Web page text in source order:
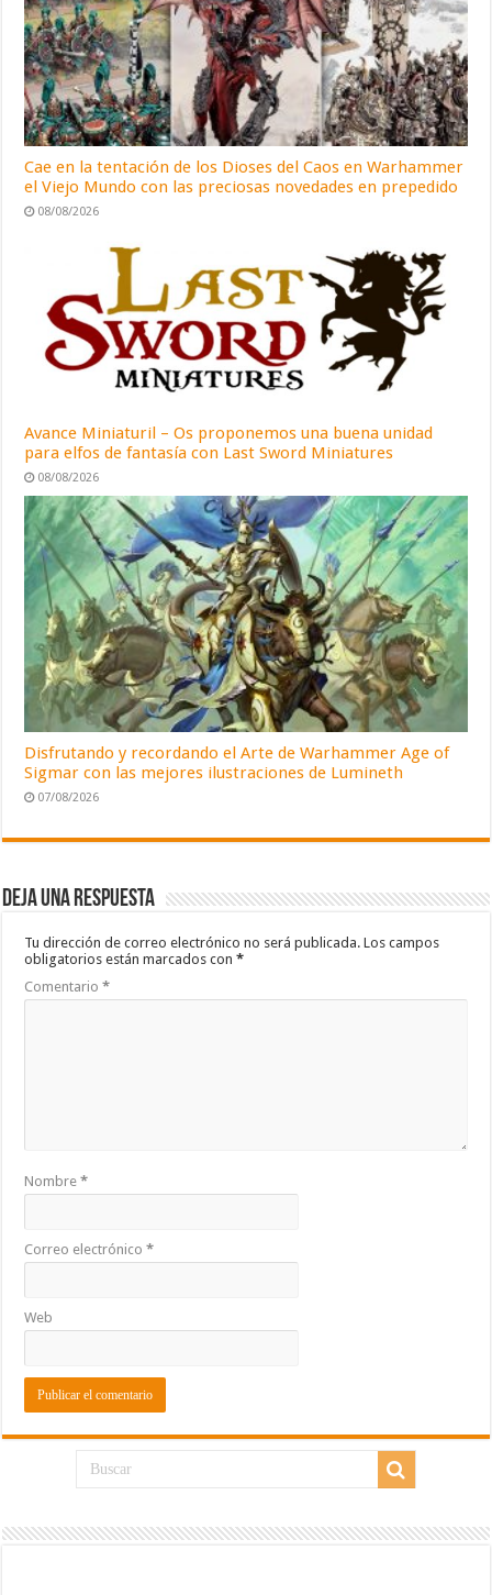
Cae en la tentación de los Dioses del Caos en Warhammer
el Viejo Mundo con las preciosas novedades en prepedido
08/08/2026
Avance Miniaturil – Os proponemos una buena unidad
para elfos de fantasía con Last Sword Miniatures
08/08/2026
Disfrutando y recordando el Arte de Warhammer Age of
Sigmar con las mejores ilustraciones de Lumineth
07/08/2026
Deja una respuesta
Tu dirección de correo electrónico no será publicada. Los campos
obligatorios están marcados con*
Comentario*
Nombre*
Correo electrónico*
Web